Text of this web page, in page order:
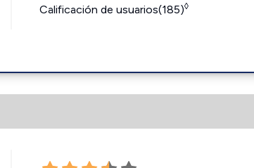
Calificación de usuarios(185)◊